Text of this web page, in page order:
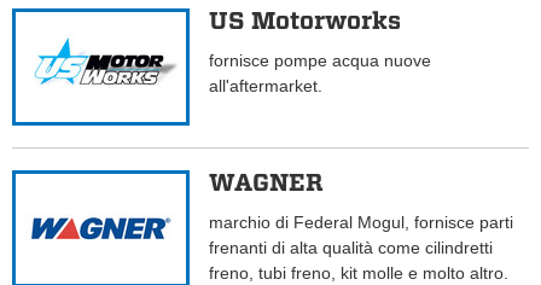
US Motorworks
fornisce pompe acqua nuove
all'aftermarket.
WAGNER
marchio di Federal Mogul, fornisce parti
frenanti di alta qualità come cilindretti
freno, tubi freno, kit molle e molto altro.